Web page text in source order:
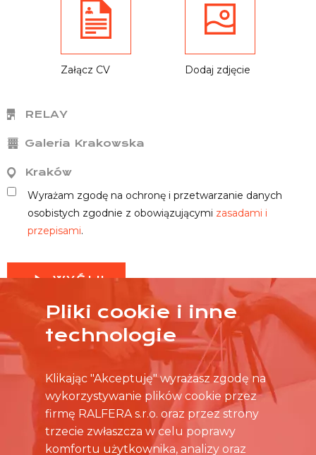
Załącz CV Dodaj zdjęcie
RELAY
Galeria Krakowska
Kraków
Wyrażam zgodę na ochronę i przetwarzanie danych
osobistych zgodnie z obowiązującymi zasadami i
przepisami.
WYŚLIJ
Pliki cookie i inne
technologie
Klikając "Akceptuję" wyrażasz zgodę na
wykorzystywanie plików cookie przez
firmę RALFERA s.r.o. oraz przez strony
trzecie zwłaszcza w celu poprawy
komfortu użytkownika, analizy oraz